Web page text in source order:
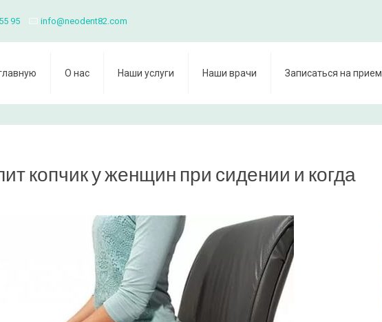
95 info@neodent82.com
О нас Наши услуги Наши врачи Записаться на прием
копчик у женщин при сидении и когда